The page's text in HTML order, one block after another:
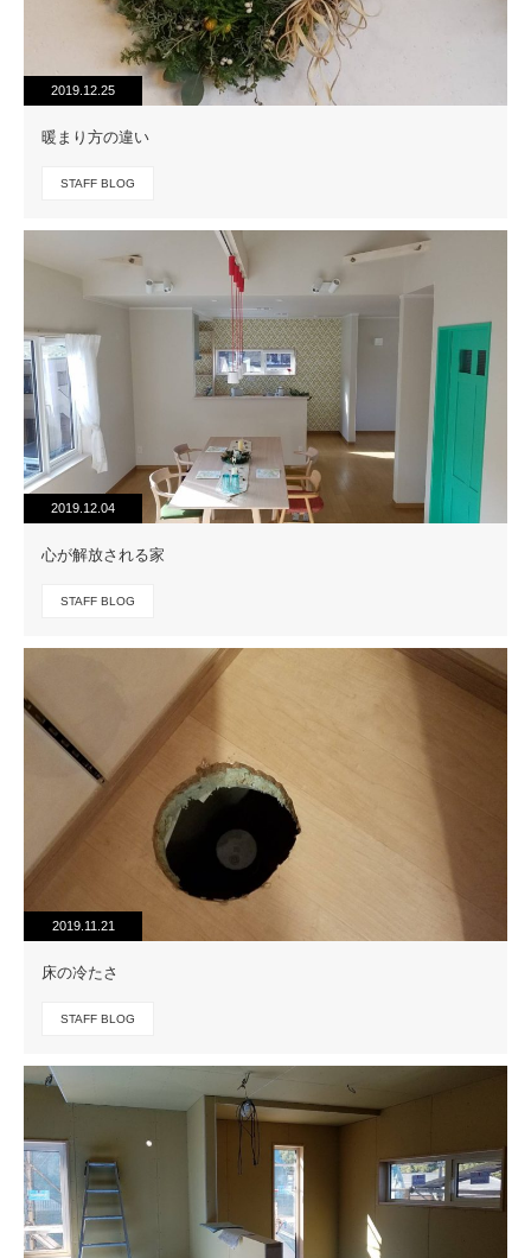
2019.12.25
暖まり方の違い
STAFF BLOG
2019.12.04
心が解放される家
STAFF BLOG
2019.11.21
床の冷たさ
STAFF BLOG